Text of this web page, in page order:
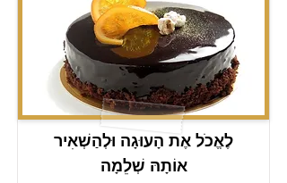
לֶאֱכֹל אֶת הָעוּגָה וּלְהַשְׁאִיר
אוֹתָהּ שְׁלֵמָה